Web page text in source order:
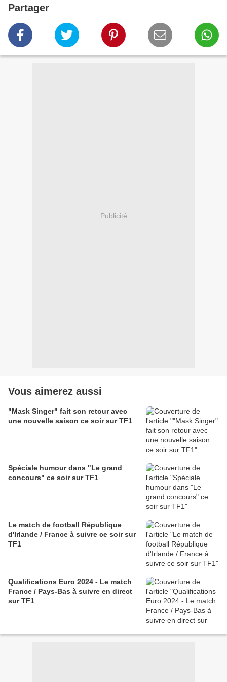
Partager
Publicité
Vous aimerez aussi
"Mask Singer" fait son retour avec
une nouvelle saison ce soir sur TF1
Spéciale humour dans "Le grand
concours" ce soir sur TF1
Le match de football République
d'Irlande / France à suivre ce soir sur
TF1
Qualifications Euro 2024 - Le match
France / Pays-Bas à suivre en direct
sur TF1